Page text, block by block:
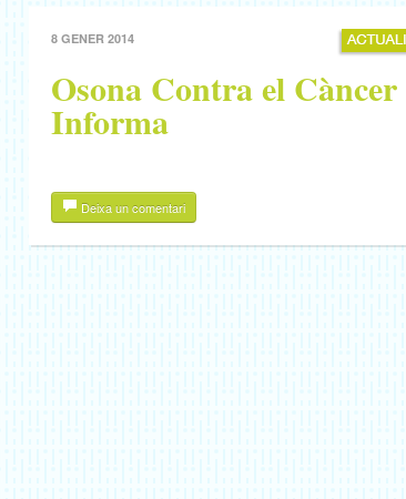
8 GENER 2014
Osona Contra el Càncer
Informa
Deixa un comentari